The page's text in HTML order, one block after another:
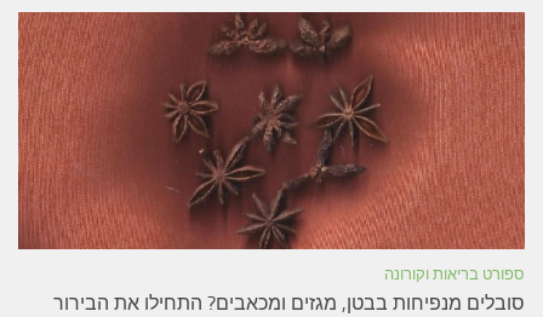
ספורט בריאות וקורונה
סובלים מנפיחות בבטן, מגזים ומכאבים? התחילו את הבירור